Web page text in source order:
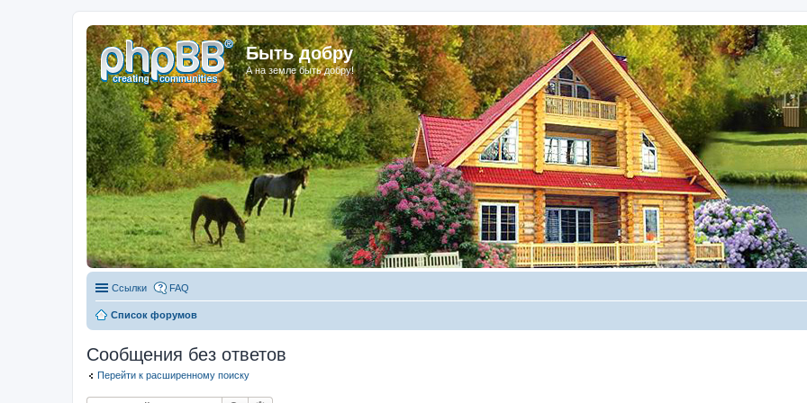
Быть добру
А на земле быть добру!
Ссылки FAQ
Список форумов
Сообщения без ответов
Перейти к расширенному поиску